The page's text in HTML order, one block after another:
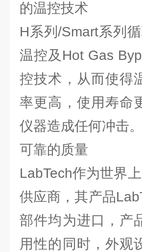
的温控技术
H系列/Smart系列
温控及Hot Gas
控技术，从而使得
率更高，使用寿命
仪器造成任何冲击。
可靠的质量
LabTech作为世界
供应商，其产品
部件均为进口，产
用性的同时，外观